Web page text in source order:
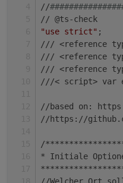
//
// @ts-check
"use strict" ;
/// <reference
/// <reference
/// <reference
///< script> var
//based on: https://
//https://
/
* Initiale